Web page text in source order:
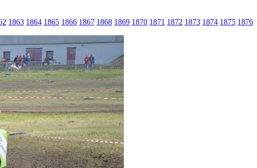
1863 1864 1865 1866 1867 1868 1869 1870 1871 1872 1873 1874 1875 1876